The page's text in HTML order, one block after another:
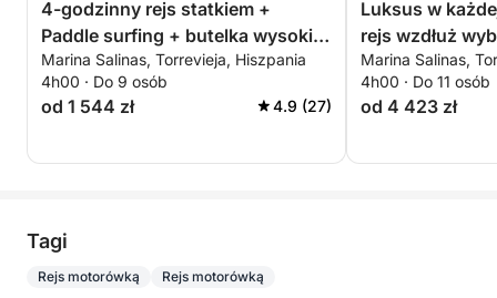
4-godzinny rejs statkiem +
Paddle surfing + butelka wysokiej
jakości cavy – ALL INCLUSIVE
Marina Salinas, Torrevieja, Hiszpania
4h00 · Do 9 osób
od 1 544 zł 4.9 (27)
Luksus w
rejs wzdłuż
Marina Salinas,
4h00 · Do 11 osób
od 4 423 zł
Tagi
Rejs motorówką Rejs motorówką